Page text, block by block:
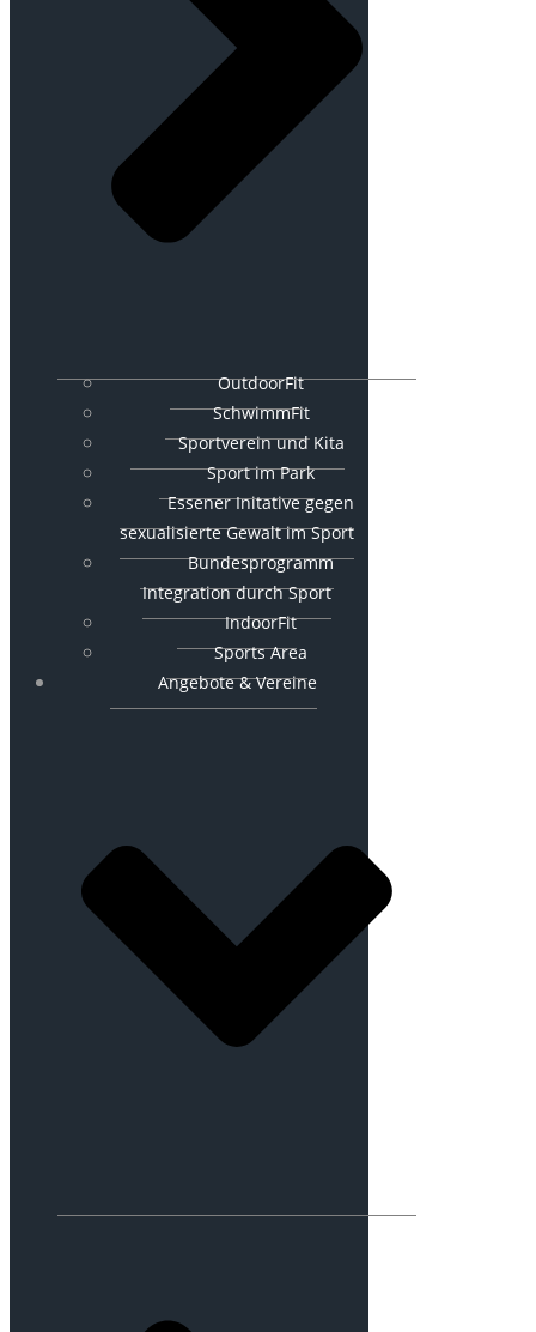
OutdoorFit
SchwimmFit
Sportverein und Kita
Sport im Park
Essener Initative gegen
sexualisierte Gewalt im Sport
Bundesprogramm
Integration durch Sport
IndoorFit
Sports Area
Angebote & Vereine